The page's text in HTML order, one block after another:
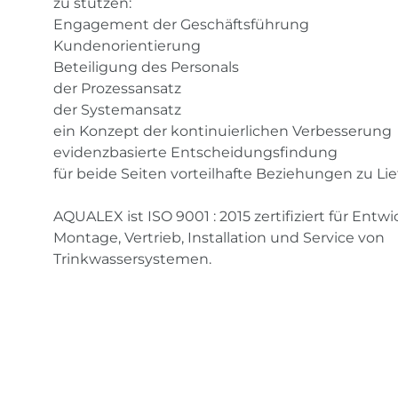
Engagement der Geschäftsführung
Kundenorientierung
Beteiligung des Personals
der Prozessansatz
der Systemansatz
ein Konzept der kontinuierlichen Verbesserung
evidenzbasierte Entscheidungsfindung
für beide Seiten vorteilhafte Beziehungen zu
AQUALEX ist ISO 9001 : 2015 zertifiziert für
Montage, Vertrieb, Installation und Service von
Trinkwassersystemen.